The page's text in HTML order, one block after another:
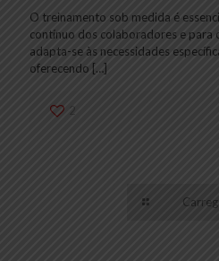
O treinamento sob medida é
contínuo dos colaboradores e para
adapta-se às necessidades
oferecendo […]
2